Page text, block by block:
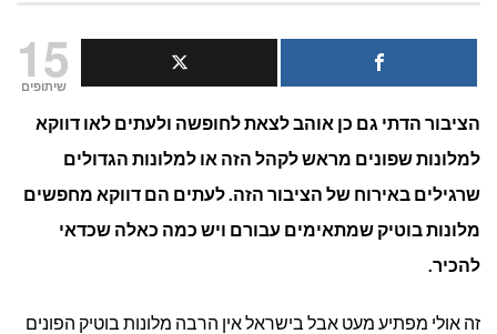
מלונות
בוטיק
15
שיתופים
הציבור הדתי גם כן אוהב לצאת לחופשה ולעתים לאו דווקא
למלונות שפונים מראש לקהל הזה או למלונות הגדולים
שרגילים באירוח של הציבור הזה. לעתים הם דווקא מחפשים
מלונות בוטיק שמתאימים עבורם ויש כמה כאלה שכדאי
להכיר.
זה אולי מפתיע מעט אבל בישראל אין הרבה מלונות בוטיק הפונים